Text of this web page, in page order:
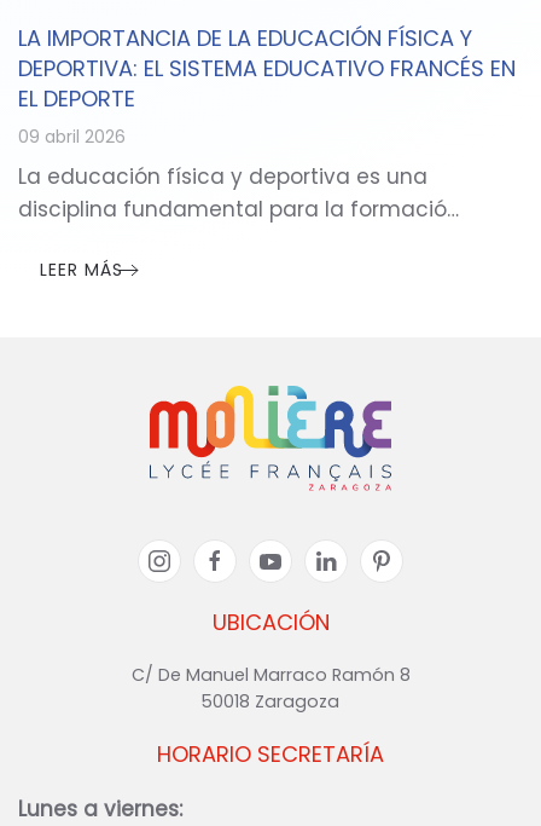
LA IMPORTANCIA DE LA EDUCACIÓN FÍSICA Y
DEPORTIVA: EL SISTEMA EDUCATIVO FRANCÉS EN
EL DEPORTE
09 abril 2026
La educación física y deportiva es una
disciplina fundamental para la formació…
LEER MÁS
UBICACIÓN
C/ De Manuel Marraco Ramón 8
50018 Zaragoza
HORARIO SECRETARÍA
Lunes a viernes: